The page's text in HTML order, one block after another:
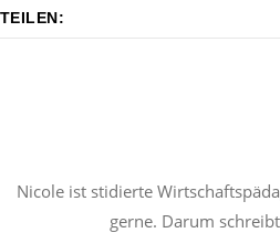
TEILEN:
Nicole ist stidierte
gerne. Darum